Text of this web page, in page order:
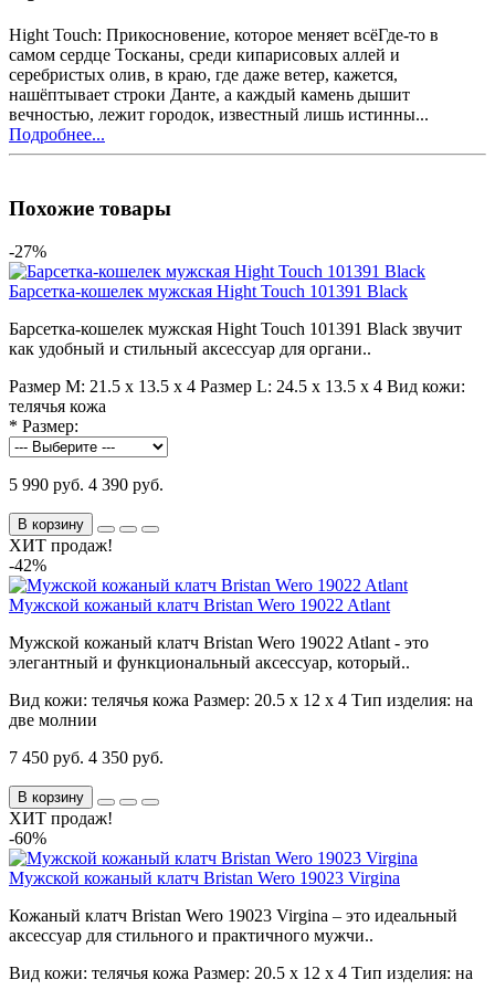
Hight Touch: Прикосновение, которое меняет всёГде-то в
самом сердце Тосканы, среди кипарисовых аллей и
серебристых олив, в краю, где даже ветер, кажется,
нашёптывает строки Данте, а каждый камень дышит
вечностью, лежит городок, известный лишь истинны...
Подробнее...
Похожие товары
-27%
Барсетка-кошелек мужская Hight Touch 101391 Black
Барсетка-кошелек мужская Hight Touch 101391 Black звучит
как удобный и стильный аксессуар для органи..
Размер M: 21.5 х 13.5 х 4 Размер L: 24.5 х 13.5 х 4 Вид кожи:
телячья кожа
* Размер:
5 990 руб. 4 390 руб.
В корзину
ХИТ продаж!
-42%
Мужской кожаный клатч Bristan Wero 19022 Atlant
Мужской кожаный клатч Bristan Wero 19022 Atlant - это
элегантный и функциональный аксессуар, который..
Вид кожи: телячья кожа Размер: 20.5 х 12 х 4 Тип изделия: на
две молнии
7 450 руб. 4 350 руб.
В корзину
ХИТ продаж!
-60%
Мужской кожаный клатч Bristan Wero 19023 Virgina
Кожаный клатч Bristan Wero 19023 Virgina – это идеальный
аксессуар для стильного и практичного мужчи..
Вид кожи: телячья кожа Размер: 20.5 х 12 х 4 Тип изделия: на